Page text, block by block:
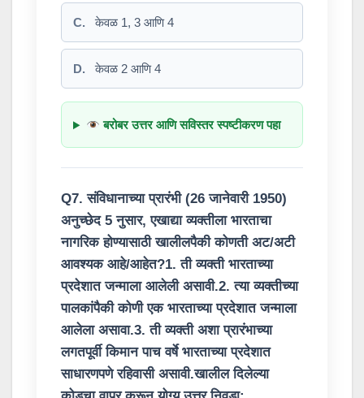
C. केवळ 1, 3 आणि 4
D. केवळ 2 आणि 4
बरोबर उत्तर आणि सविस्तर स्पष्टीकरण पहा
Q7. संविधानाच्या प्रारंभी (26 जानेवारी 1950)
अनुच्छेद 5 नुसार, एखाद्या व्यक्तीला भारताचा
नागरिक होण्यासाठी खालीलपैकी कोणती अट/अटी
आवश्यक आहे/आहेत?1. ती व्यक्ती भारताच्या
प्रदेशात जन्माला आलेली असावी.2. त्या व्यक्तीच्या
पालकांपैकी कोणी एक भारताच्या प्रदेशात जन्माला
आलेला असावा.3. ती व्यक्ती अशा प्रारंभाच्या
लगतपूर्वी किमान पाच वर्षे भारताच्या प्रदेशात
साधारणपणे रहिवासी असावी.खालील दिलेल्या